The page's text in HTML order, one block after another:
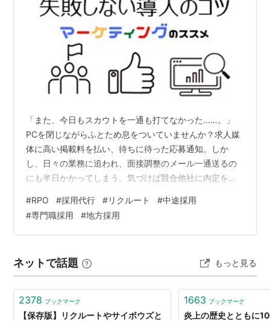
MIT（マサチューセッツ工科大学）の優秀な学生（コリ
ン・ファレル）は、CIAの教官（アル・パチーノ）に引
き抜かれる。施設にて同僚訓練生らと共に厳しい訓練を
受けるうちに、めきめき頭角を現していく。やがて彼
令される。
リクルート ( 【 】
英文表記：RECRUIT CO.,LTD.
東京都千代田区丸の内 グラントウキョウ サウスタワー
に本社をおく、リクルートホールディングス
ートホールディングス
」に商号変更している。
関連会社は、人材総合サービスと情報サービスを主な事
業としている。
就職情報誌の発行から発展し、現在は転職・教育・住宅
「また、今日もスカウトを一通も打てなかった……。」
PCを閉じながらふとため息をついていませんか？求人媒
体に高い掲載料を払い、待ちに待った応募通知。しか
し、日々の業務に追われ、面接調整のメール一通送るの
にも半日かかってしまう。気づけば競合他社に内定を出
のではなく、「いい人を迎える準備」ができていない。
これが、採用難に悩む中小企業やスタートアップが直面
している、残酷な現実です。 今、必要なのは、あなたを
ではありませんか？ 本記事では、採用管理を劇的に効率
化する「i-Recruiting」と、採用実務…
#RPO #採用代行 #リクルート #中途採用
#専門職採用 #地方採用
ネットで話題 もっと見る
2378 ブックマーク
【保存版】リクルートやサイボウズと
1663 ブックマーク
炎上の歴史とともに